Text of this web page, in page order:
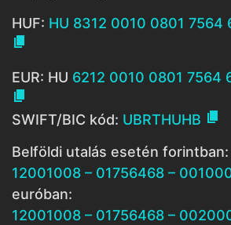
HUF: HU 8312 0010 0801 7564

EUR: HU 6212 0010 0801 7564

SWIFT/BIC kód: UBRTHUHB 
Belföldi utalás esetén forintban:
12001008 – 01756468 –
euróban:
12001008 – 01756468 –